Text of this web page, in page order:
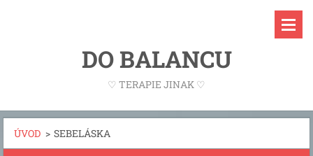
DO BALANCU
♡ TERAPIE JINAK ♡
ÚVOD > SEBELÁSKA